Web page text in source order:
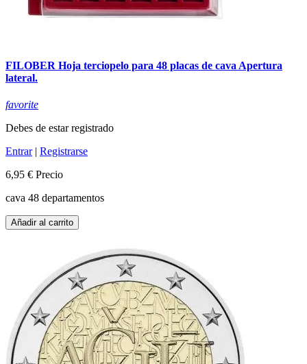
FILOBER Hoja terciopelo para 48 placas de cava Apertura
lateral.
favorite
Debes de estar registrado
Entrar| Registrarse
6,95 € Precio
cava 48 departamentos
Añadir al carrito